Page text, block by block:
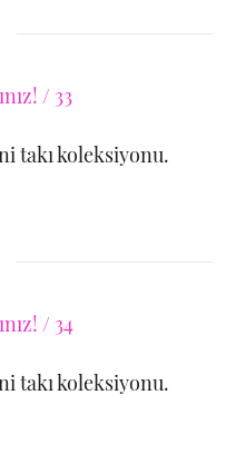
takı koleksiyonu.
takı koleksiyonu.